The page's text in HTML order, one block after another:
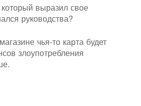
который выразил свое
руководства?
чья-то карта будет
злоупотребления